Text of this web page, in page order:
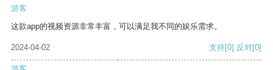
游客
这款app的视频资源非常丰富，可以满足我不同的娱乐需求。
2024-04-02 支持[0] 反对[0]